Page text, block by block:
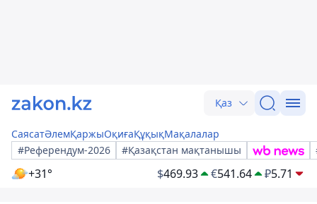
Қаз
СаясатӘлемҚаржыОқиғаҚұқықМақалалар
#Референдум-2026
#Қазақстан мақтанышы
+31° $469.93 €541.64 ₽5.71